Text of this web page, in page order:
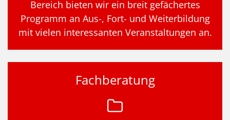
Bereich bieten wir ein breit gefächertes
Programm an Aus-, Fort- und Weiterbildung
mit vielen interessanten Veranstaltungen an.
Fachberatung